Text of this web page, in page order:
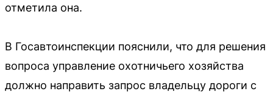
отметила она.
В Госавтоинспекции пояснили, что для решения
вопроса управление охотничьего хозяйства
должно направить запрос владельцу дороги с